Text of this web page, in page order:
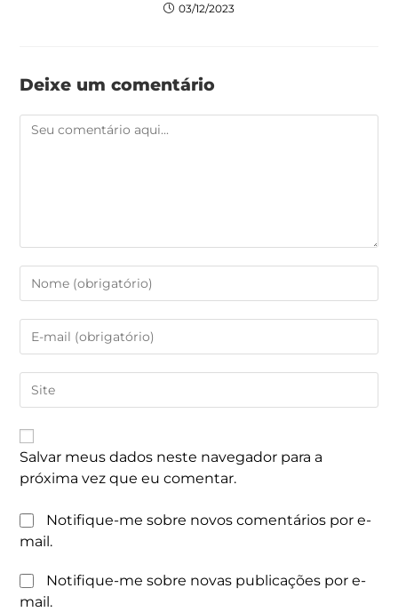
03/12/2023
Deixe um comentário
Salvar meus dados neste navegador para a
próxima vez que eu comentar.
Notifique-me sobre novos comentários por e-
mail.
Notifique-me sobre novas publicações por e-
mail.